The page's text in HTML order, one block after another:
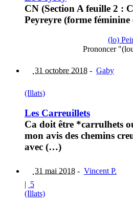
CN (Section A feuille 2 :
Peyreyre (forme féminine
(lo)
Prononcer
31 octobre 2018 - Gaby
(Illats)
Les Carreuillets
Ca doit être *carrulhets
mon avis des chemins
avec (…)
31 mai 2018 - Vincent P.
| 5
(Illats)